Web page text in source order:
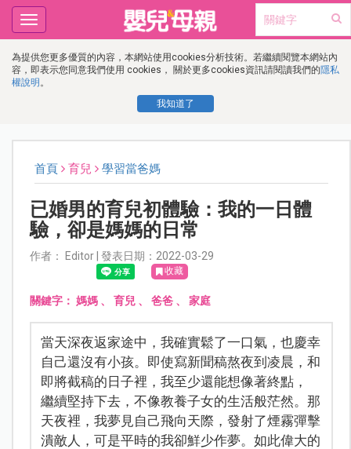
為提供您更多優質的內容，本網站使用cookies分析技術。若繼續閱覽本網站內
容，即表示您同意我們使用 cookies， 關於更多cookies資訊請閱讀我們的隱私
權說明 。
我知道了
Toggle
navigation
首頁 育兒 學習當爸媽
已婚男的育兒初體驗：我的一日體
驗，卻是媽媽的日常
作者： Editor | 發表日期：2022-03-29
收藏
關鍵字： 媽媽、 育兒、 爸爸、 家庭
當天深夜返家途中，我確實鬆了一口氣，也慶幸
自己還沒有小孩。即使寫新聞稿熬夜到凌晨，和
即將截稿的日子裡，我至少還能想像著終點，
繼續堅持下去，不像教養子女的生活般茫然。那
天夜裡，我夢見自己飛向天際，發射了煙霧彈擊
潰敵人，可是平時的我卻鮮少作夢。如此偉大的